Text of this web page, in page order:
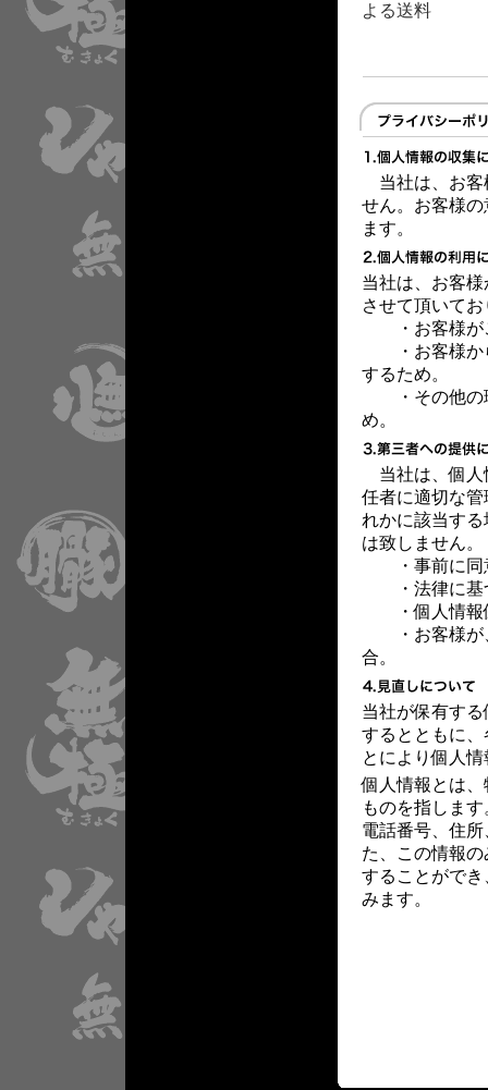
よる送料
当社は、お客
せん。お客様
ます。
当社は、お客
させて頂いて
・お客様
・お客様から
するため。
・その他の理
め。
当社は、個人
任者に適切な
れかに該当す
は致しません。
・事前に
・法律に基
・個人情報保
・お客様が、
合。
当社が保有す
するとともに
とにより個人
個人情報とは
ものを指しま
電話番号、住
た、この情報
することがで
みます。